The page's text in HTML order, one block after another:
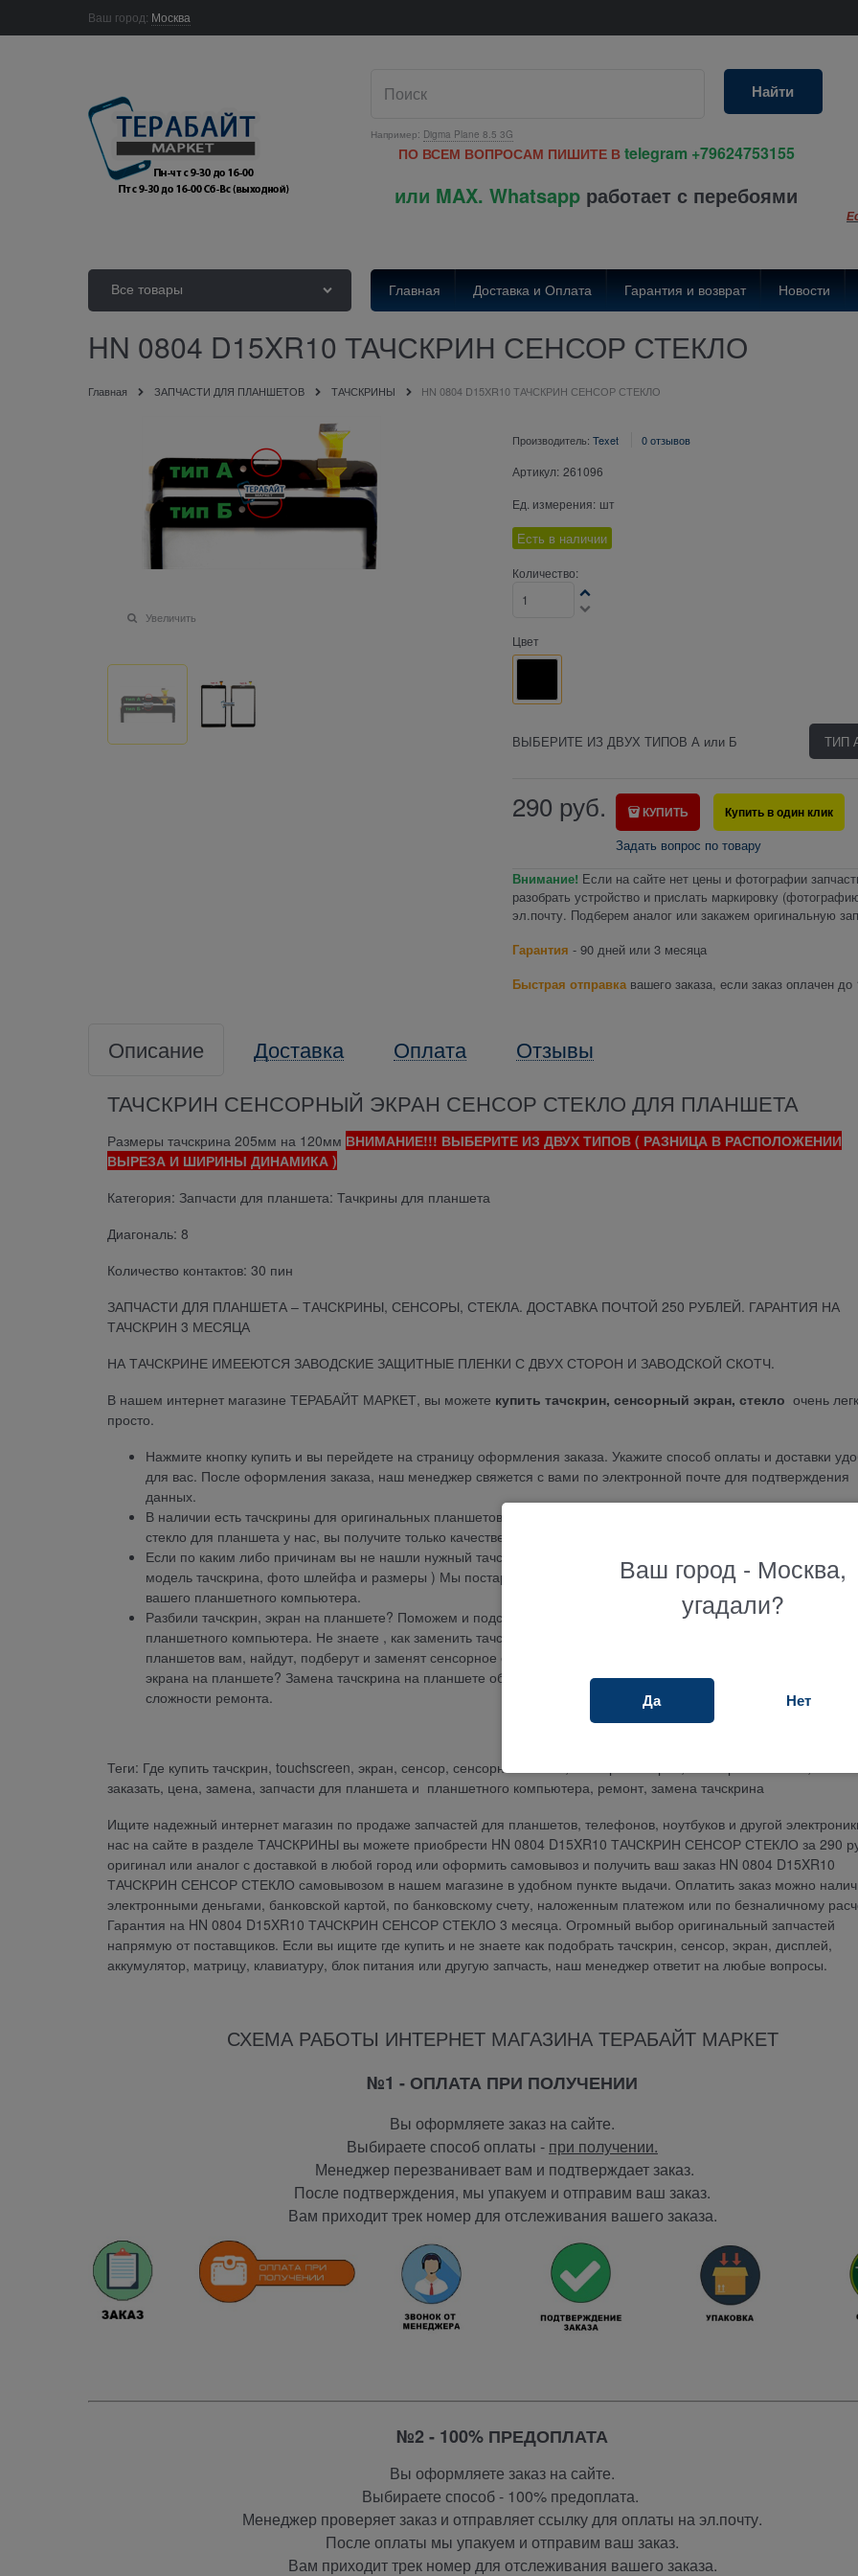
Ваш город: Москва
Например: Digma Plane 8.5 3G
Найти
ПО ВСЕМ ВОПРОСАМ ПИШИТЕ В telegram +79624753155
или MAX. Whatsapp работает с перебоями
Все товары Главная Доставка и Оплата Гарантия и возврат Новости
HN 0804 D15XR10 ТАЧСКРИН СЕНСОР СТЕКЛО
Главная ЗАПЧАСТИ ДЛЯ ПЛАНШЕТОВ ТАЧСКРИНЫ HN 0804 D15XR10 ТАЧСКРИН СЕНСОР СТЕКЛО
Увеличить
Производитель: Texet 0 отзывов
Артикул: 261096
Ед. измерения: шт
Есть в наличии
Количество:
Цвет
ВЫБЕРИТЕ ИЗ ДВУХ ТИПОВ А или Б
290 руб. КУПИТЬ Купить в один клик
Задать вопрос по товару
Внимание! Если на сайте нет цены и фотографии
разобрать устройство и прислать маркировку
эл.почту. Подберем аналог или закажем оригинальную
Гарантия - 90 дней или 3 месяца
Быстрая отправкавашего заказа, если заказ оплачен до
Описание Доставка Оплата
Отзывы
ТАЧСКРИН СЕНСОРНЫЙ ЭКРАН СЕНСОР СТЕКЛО ДЛЯ ПЛАНШЕТА
Размеры тачскрина 205мм на 120мм ВНИМАНИЕ!!! ВЫБЕРИТЕ ИЗ ДВУХ ТИПОВ ( РАЗНИЦА В РАСПОЛОЖЕНИИ
ВЫРЕЗА И ШИРИНЫ ДИНАМИКА )
Категория: Запчасти для планшета: Тачкрины для планшета
Диагональ: 8
Количество контактов: 30 пин
ЗАПЧАСТИ ДЛЯ ПЛАНШЕТА – ТАЧСКРИНЫ, СЕНСОРЫ, СТЕКЛА. ДОСТАВКА ПОЧТОЙ 250 РУБЛЕЙ. ГАРАНТИЯ НА
ТАЧСКРИН 3 МЕСЯЦА
НА ТАЧСКРИНЕ ИМЕЕЮТСЯ ЗАВОДСКИЕ ЗАЩИТНЫЕ ПЛЕНКИ С ДВУХ СТОРОН И ЗАВОДСКОЙ СКОТЧ.
В нашем интернет магазине ТЕРАБАЙТ МАРКЕТ, вы можете купить тачскрин, сенсорный экран, стекло очень
просто.
Нажмите кнопку купить и вы перейдете на страницу оформления заказа. Укажите способ оплаты и доставки
для вас. После оформления заказа, наш менеджер свяжется с вами по электронной почте для подтверждения
данных.
В наличии есть тачскрины для оригинальных планшетов и китайских планшетов. Если вы купите сенсорное
стекло для планшета у нас, вы получите только качественный товар с гарантией и самой низкой ценой!
Если по каким либо причинам вы не нашли нужный тачскрин для вашего планшета, напишите нам на эл.почту (
модель тачскрина, фото шлейфа и размеры ) Мы постараемся найти, заказать для вас нужный сенсорный экран
вашего планшетного компьютера.
Разбили тачскрин, экран на планшете? Поможем и подскажем, какой сенсорный экран подойдет для вашей
планшетного компьютера. Не знаете , как заменить тачскрин на планшете? В нашем сервисном центре по
планшетов вам, найдут, подберут и заменят сенсорное стекло на планшетном компьютере. Сколько стоит
экрана на планшете? Замена тачскрина на планшете обойдется вам от 500 до 1500 рублей в зависимости от
сложности ремонта.
Теги: Где купить тачскрин, touchscreen, экран, сенсор, сенсорное стекло, сенсорный экран, Сенсорная панель,
заказать, цена, замена, запчасти для планшета и планшетного компьютера, ремонт, замена тачскрина
Ищите надежный интернет магазин по продаже запчастей для планшетов, телефонов, ноутбуков и другой
нас на сайте в разделе ТАЧСКРИНЫ вы можете приобрести HN 0804 D15XR10 ТАЧСКРИН СЕНСОР СТЕКЛО за 290
оригинал или аналог с доставкой в любой город или оформить самовывоз и получить ваш заказ HN 0804 D15XR10
ТАЧСКРИН СЕНСОР СТЕКЛО самовывозом в нашем магазине в удобном пункте выдачи. Оплатить заказ можно
электронными деньгами, банковской картой, по банковскому счету, наложенным платежом или по безналичному
Гарантия на HN 0804 D15XR10 ТАЧСКРИН СЕНСОР СТЕКЛО 3 месяца. Огромный выбор оригинальный запчастей
напрямую от поставщиков. Если вы ищите где купить и не знаете как подобрать тачскрин, сенсор, экран, дисплей,
аккумулятор, матрицу, клавиатуру, блок питания или другую запчасть, наш менеджер ответит на любые вопросы.
СХЕМА РАБОТЫ ИНТЕРНЕТ МАГАЗИНА ТЕРАБАЙТ МАРКЕТ
№1 - ОПЛАТА ПРИ ПОЛУЧЕНИИ
Вы оформляете заказ на сайте.
Выбираете способ оплаты - при получении.
Менеджер перезванивает вам и подтверждает заказ.
После подтверждения, мы упакуем и отправим ваш заказ.
Вам приходит трек номер для отслеживания вашего заказа.
№2 - 100% ПРЕДОПЛАТА
Вы оформляете заказ на сайте.
Выбираете способ - 100% предоплата.
Менеджер проверяет заказ и отправляет ссылку для оплаты на эл.почту.
После оплаты мы упакуем и отправим ваш заказ.
Вам приходит трек номер для отслеживания вашего заказа.
Ваш город - Москва,
угадали?
Да Нет